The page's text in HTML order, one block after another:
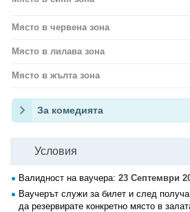
Място в червена зона
Място в лилава зона
Място в жълта зона
За комедията
Условия
Валидност на ваучера: 23 Септември
Ваучерът служи за билет и след
да резервирате конкретно място в